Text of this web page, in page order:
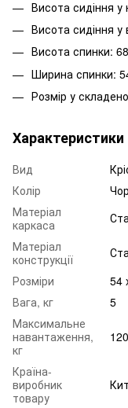
Висота сидіння
Висота сидіння
Висота спинки:
Ширина спинки:
Розмір у
Характеристики
Вид
Колір
Матеріал
каркаса
Матеріал
конструкції
Розміри
54
Вага, кг
5
Максимальне
навантаження,
кг
120
Країна-
виробник
товару